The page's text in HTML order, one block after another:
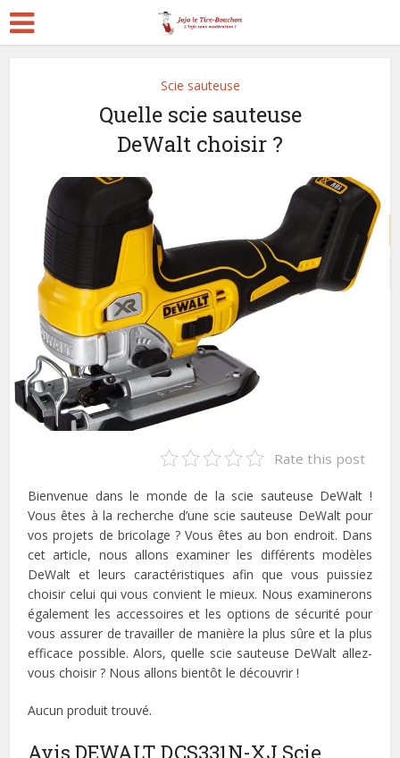
Scie sauteuse
Quelle scie sauteuse
DeWalt choisir ?
Rate this post
Bienvenue dans le monde de la scie sauteuse DeWalt !
Vous êtes à la recherche d’une scie sauteuse DeWalt pour
vos projets de bricolage ? Vous êtes au bon endroit. Dans
cet article, nous allons examiner les différents modèles
DeWalt et leurs caractéristiques afin que vous puissiez
choisir celui qui vous convient le mieux. Nous examinerons
également les accessoires et les options de sécurité pour
vous assurer de travailler de manière la plus sûre et la plus
efficace possible. Alors, quelle scie sauteuse DeWalt allez-
vous choisir ? Nous allons bientôt le découvrir !
Aucun produit trouvé.
Avis DEWALT DCS331N-XJ Scie